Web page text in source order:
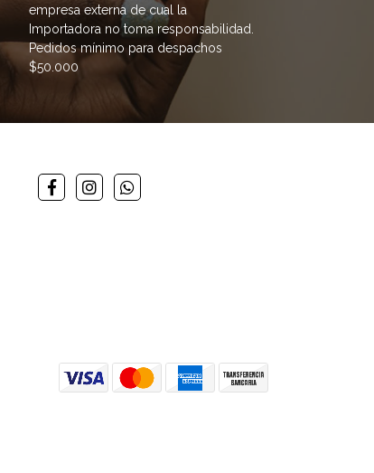
empresa externa de cual la
Importadora no toma responsabilidad.
Pedidos mínimo para despachos
$50.000